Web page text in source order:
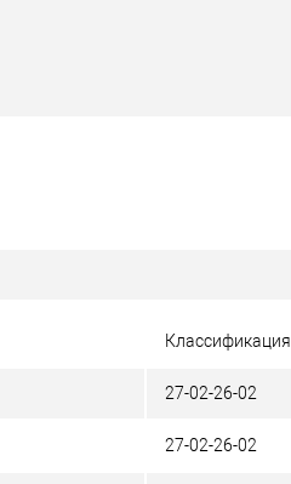
Классификация
27-02-26-02
27-02-26-02